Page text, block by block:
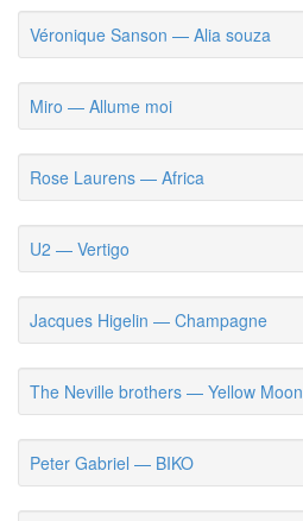
Véronique Sanson — Alia souza
Miro — Allume moi
Rose Laurens — Africa
U2 — Vertigo
Jacques Higelin — Champagne
The Neville brothers — Yellow Moon
Peter Gabriel — BIKO